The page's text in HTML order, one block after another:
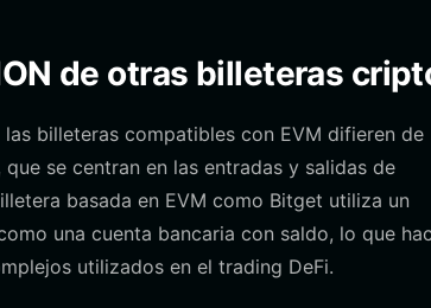
de otras billeteras
billeteras compatibles con EVM difieren de
se centran en las entradas y salidas de
basada en EVM como Bitget utiliza un
una cuenta bancaria con saldo, lo que
utilizados en el trading DeFi.